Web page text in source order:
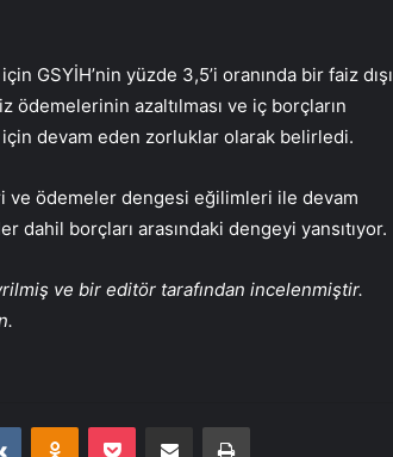
GSYİH’nin yüzde 3,5’i oranında bir faiz dışı
ödemelerinin azaltılması ve iç borçların
için devam eden zorluklar olarak belirledi.
ve ödemeler dengesi eğilimleri ile devam
dahil borçları arasındaki dengeyi yansıtıyor.
ve bir editör tarafından incelenmiştir.
VKontakteOdnoklassniki
Pocket E-Posta ile paylaş Yazdır